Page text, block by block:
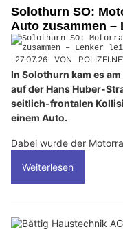
Solothurn SO:
Auto zusammen –
27.07.26 VON
In Solothurn kam es
auf der Hans Huber-
seitlich-frontalen
einem Auto.
Dabei wurde der
Weiterlesen